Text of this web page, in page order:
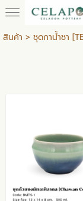
สินค้า > ชุดกาน้ำชา